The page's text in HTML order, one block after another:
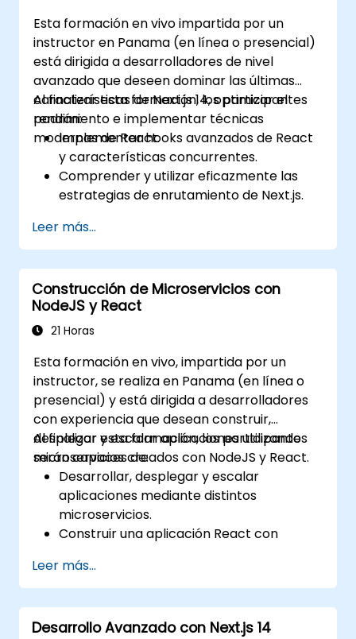
Esta formación en vivo impartida por un
instructor en Panama (en línea o presencial)
está dirigida a desarrolladores de nivel
avanzado que deseen dominar las últimas
características de Next.js 14, optimizar el
rendimiento e implementar técnicas
modernas de React.
Al finalizar esta formación, los participantes
podrán:
Implementar hooks avanzados de React
y características concurrentes.
Comprender y utilizar eficazmente las
estrategias de enrutamiento de Next.js.
Acciones del Servidor y enfoques de
renderizado híbrido.
Optimizar la obtención de datos, el
almacenamiento en caché y la
regeneración estática incremental.
Usar Next.js como solución backend con
Gestionar el estado usando React
Context, Redux y librerías de estado
atómico.
Optimizar el rendimiento de la aplicación
para las Web Core Vitals.
Probar, monitorizar y desplegar
aplicaciones Next.js de manera eficiente.
Leer más...
Construcción de Microservicios con
NodeJS y React
21 Horas
Esta formación en vivo, impartida por un
instructor, se realiza en Panama (en línea o
presencial) y está dirigida a desarrolladores
con experiencia que desean construir,
desplegar y escalar aplicaciones utilizando
microservicios creados con NodeJS y React.
Al finalizar esta formación, los participantes
serán capaces de:
Desarrollar, desplegar y escalar
aplicaciones mediante distintos
microservicios.
Construir una aplicación React con
Desplegar aplicaciones multi-servicio en
la nube utilizando Docker y Kubernetes.
Realizar pruebas de aplicaciones sobre
microservicios.
Leer más...
Desarrollo Avanzado con Next.js 14